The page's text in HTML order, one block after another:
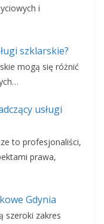
i
szklarskie?
mogą się różnić
usługi
to profesjonaliści,
prawa,
Gdynia
szeroki zakres